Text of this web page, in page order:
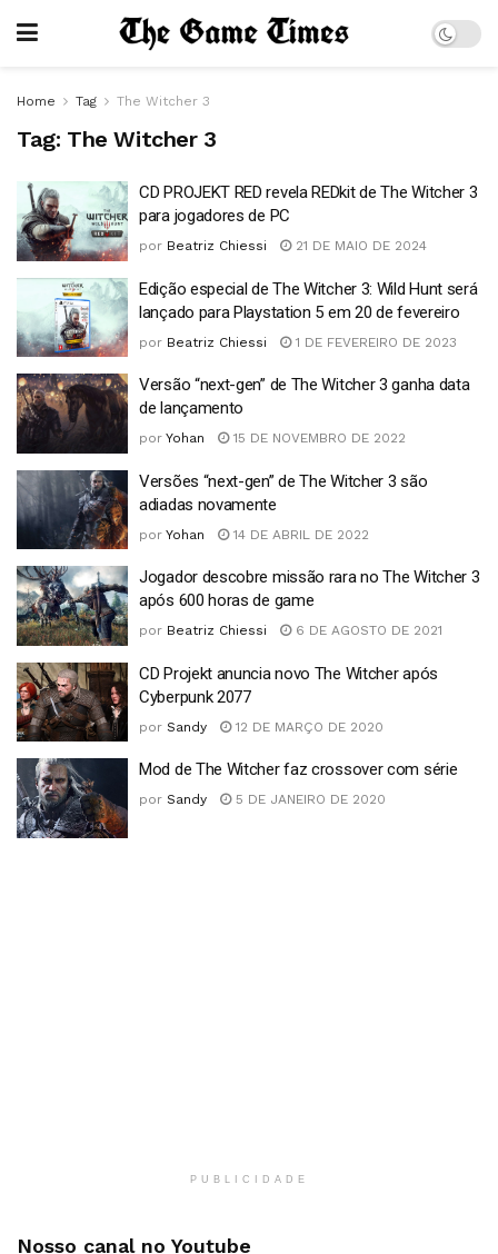
Home Tag The Witcher 3
Tag: The Witcher 3
CD PROJEKT RED revela REDkit de The Witcher 3
para jogadores de PC
por Beatriz Chiessi 21 DE MAIO DE 2024
Edição especial de The Witcher 3: Wild Hunt será
lançado para Playstation 5 em 20 de fevereiro
por Beatriz Chiessi 1 DE FEVEREIRO DE 2023
Versão “next-gen” de The Witcher 3 ganha data
de lançamento
por Yohan 15 DE NOVEMBRO DE 2022
Versões “next-gen” de The Witcher 3 são
adiadas novamente
por Yohan 14 DE ABRIL DE 2022
Jogador descobre missão rara no The Witcher 3
após 600 horas de game
por Beatriz Chiessi 6 DE AGOSTO DE 2021
CD Projekt anuncia novo The Witcher após
Cyberpunk 2077
por Sandy 12 DE MARÇO DE 2020
Mod de The Witcher faz crossover com série
por Sandy 5 DE JANEIRO DE 2020
PUBLICIDADE
Nosso canal no Youtube